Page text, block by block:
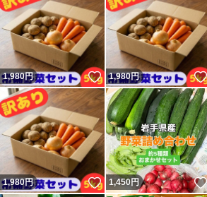
1,980円 いいね！
1,980円
1,980円 いいね！
1,450円